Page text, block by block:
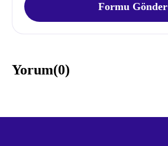
Formu Gönder
Yorum(0)